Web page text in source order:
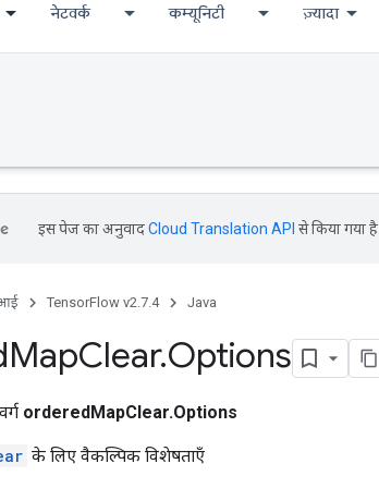
नेटवर्क कम्यूनिटी ज़्यादा
इस पेज का अनुवादCloud Translation API से किया गया है.
TensorFlow v2.7.4 Java
MapClear.Options
orderedMapClear.Options
के लिए वैकल्पिक विशेषताएँ